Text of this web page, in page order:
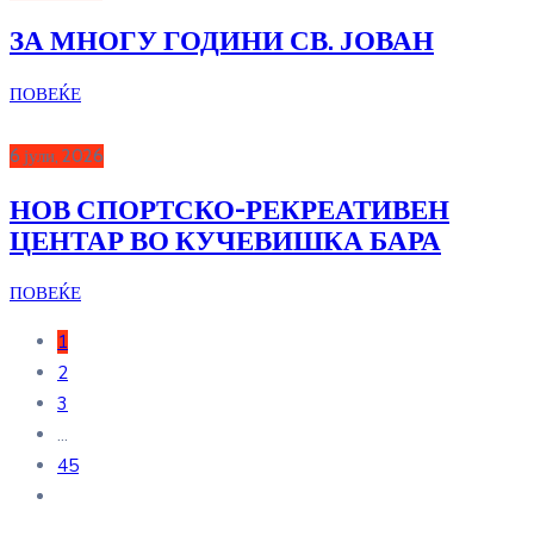
ЗА МНОГУ ГОДИНИ СВ. ЈОВАН
ПОВЕЌЕ
6 јули, 2026
НОВ СПОРТСКО-РЕКРЕАТИВЕН
ЦЕНТАР ВО КУЧЕВИШКА БАРА
ПОВЕЌЕ
1
2
3
...
45